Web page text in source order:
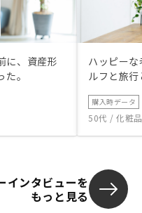
に、資産形
。
ハッピー
ルフと旅
購入時データ
50代 / 化粧
インタビューを
もっと見る